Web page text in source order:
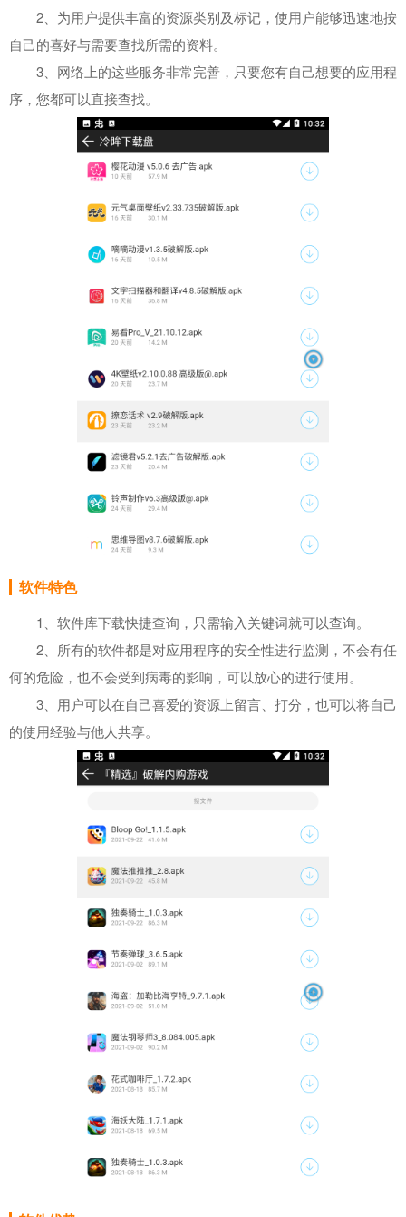
2、为用户提供丰富的资源类别及标记，使用户能够迅速地按
自己的喜好与需要查找所需的资料。
3、网络上的这些服务非常完善，只要您有自己想要的应用程
序，您都可以直接查找。
软件特色
1、软件库下载快捷查询，只需输入关键词就可以查询。
2、所有的软件都是对应用程序的安全性进行监测，不会有任
何的危险，也不会受到病毒的影响，可以放心的进行使用。
3、用户可以在自己喜爱的资源上留言、打分，也可以将自己
的使用经验与他人共享。